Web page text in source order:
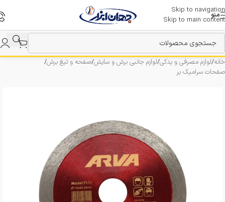
Skip to navigation
Skip to main content
منو
خانه/لوازم مصرفی و یدکی/لوازم جانبی برش و سایش/صفحه و تیغ برش/
صفحات سرامیک بر